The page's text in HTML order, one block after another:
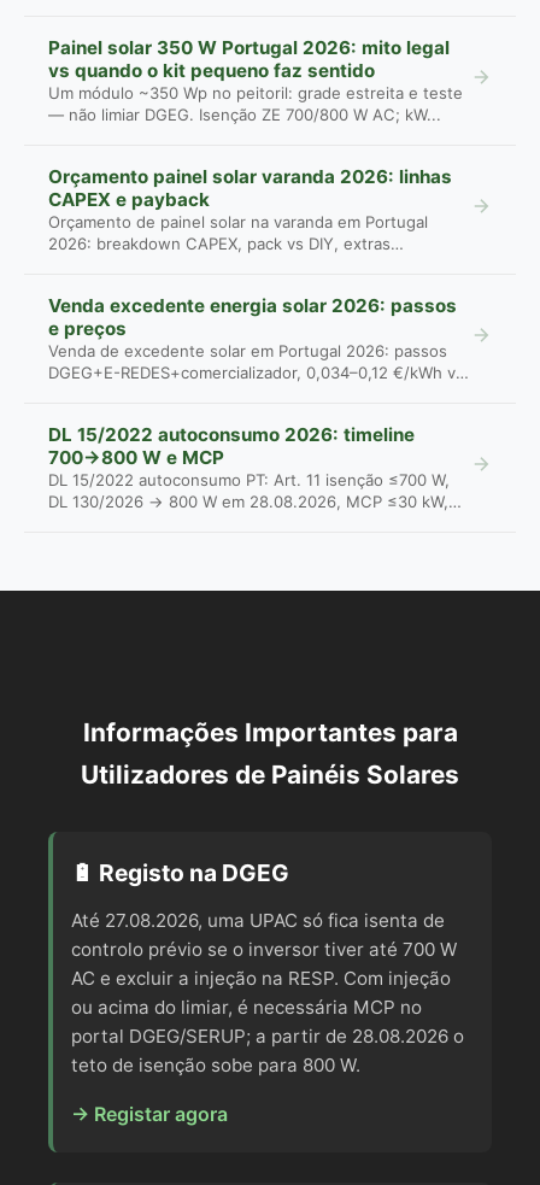
Painel solar 350 W Portugal 2026: mito legal
vs quando o kit pequeno faz sentido
Um módulo ~350 Wp no peitoril: grade estreita e teste
— não limiar DGEG. Isenção ZE 700/800 W AC; kW...
Orçamento painel solar varanda 2026: linhas
CAPEX e payback
Orçamento de painel solar na varanda em Portugal
2026: breakdown CAPEX, pack vs DIY, extras
Venda excedente energia solar 2026: passos
e preços
Venda de excedente solar em Portugal 2026: passos
DGEG+E-REDES+comercializador, 0,034–0,12 €/kWh vs
DL 15/2022 autoconsumo 2026: timeline
700→800 W e MCP
DL 15/2022 autoconsumo PT: Art. 11 isenção ≤700 W,
DL 130/2026 → 800 W em 28.08.2026, MCP ≤30 kW,
Informações Importantes para
Utilizadores de Painéis Solares
🔋 Registo na DGEG
Até 27.08.2026, uma UPAC só fica isenta de
controlo prévio se o inversor tiver até 700 W
AC e excluir a injeção na RESP. Com injeção
ou acima do limiar, é necessária MCP no
portal DGEG/SERUP; a partir de 28.08.2026 o
teto de isenção sobe para 800 W.
→ Registar agora